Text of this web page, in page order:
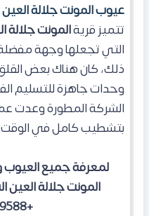
عيوب المونت جلالة
تتميز قريةالمونت جلالة
التي تجعلها وجهة
ذلك، كان هناك بعض
وحدات جاهزة للتسليم
الشركة المطورة وعدت
بتشطيب كامل في الوقت
لمعرفة جميع العيوب
المونت جلالة العين
+201551559588.